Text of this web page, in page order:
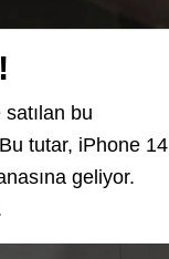
bu
tutar, iPhone 14
geliyor.